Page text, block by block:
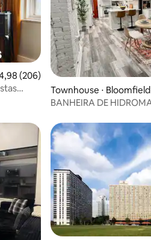
de uma avaliação média de 5,
(206)
Townhouse ⋅ Bloomfield
BANHEIRA DE
PRIVILEGIADA